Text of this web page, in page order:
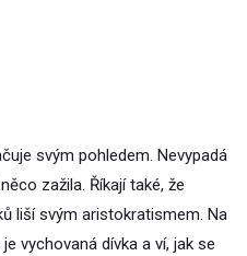
svým pohledem. Nevypadá
zažila. Říkají také, že
liší svým aristokratismem. Na
vychovaná dívka a ví, jak se